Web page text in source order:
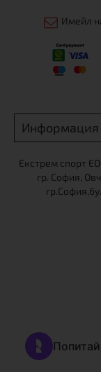
Съгласявам се с
Имейл
Информация
Екстрем спорт
гр. София,